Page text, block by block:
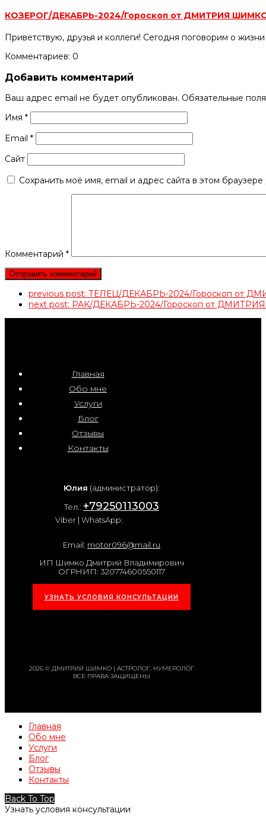
КОЗЕРОГ/ДЕКАБРЬ-2024/Гороскоп от ДМИТРИЯ
Приветствую, друзья и коллеги! Сегодня поговорим о
Комментариев: 0
Добавить комментарий
Ваш адрес email не будет опубликован. Обязательные
Имя *
Email *
Сайт
Сохранить моё имя, email и адрес сайта в этом
Комментарий *
previous post: ТЕЛЕЦ/ДЕКАБРЬ-2024/Гороскоп от
next post: РАК/ДЕКАБРЬ-2024/Гороскоп от
Главная
Обо мне
Услуги
Блог
Отзывы
Контакты
Юлия (администратор):
Тел.: +79250113003
Viber | WhatsApp:
Email: motor096@mail.ru
ИП Шимко Дмитрий Владимирович
ОГРНИП: 320774600550117
УЗНАТЬ УСЛОВИЯ КОНСУЛЬТАЦИИ
2026 © ДМИТРИЙ ШИМКО | АСТРОЛОГ, НУМЕРОЛОГ
ВСЕ ПРАВА ЗАЩИЩЕНЫ
Главная
Обо мне
Услуги
Блог
Отзывы
Контакты
Back To Top
Узнать условия консультации